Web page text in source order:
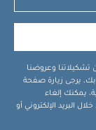
تشكيلاتنا وعروضنا
بك، يرجى زيارة صفحة
يمكنك إلغاء
البريد الإلكتروني أو